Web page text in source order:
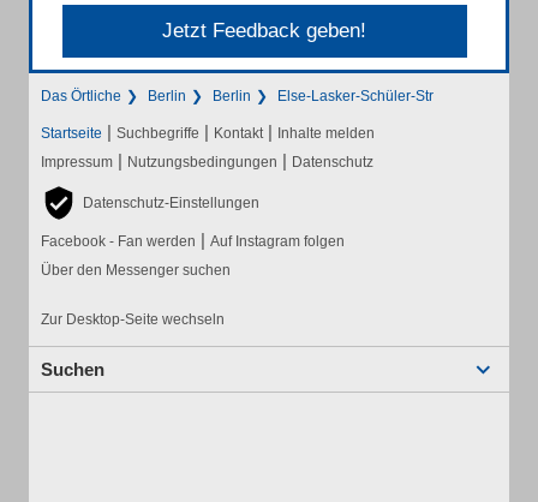
Jetzt Feedback geben!
Das Örtliche Berlin Berlin Else-Lasker-Schüler-Str
Startseite | Suchbegriffe | Kontakt | Inhalte melden
Impressum | Nutzungsbedingungen | Datenschutz
Datenschutz-Einstellungen
Facebook - Fan werden | Auf Instagram folgen
Über den Messenger suchen
Zur Desktop-Seite wechseln
Suchen